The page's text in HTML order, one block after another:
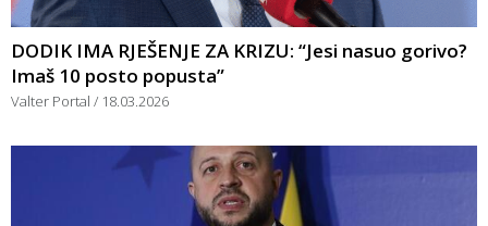
DODIK IMA RJEŠENJE ZA KRIZU: “Jesi nasuo gorivo?
Imaš 10 posto popusta”
Valter Portal 18.03.2026